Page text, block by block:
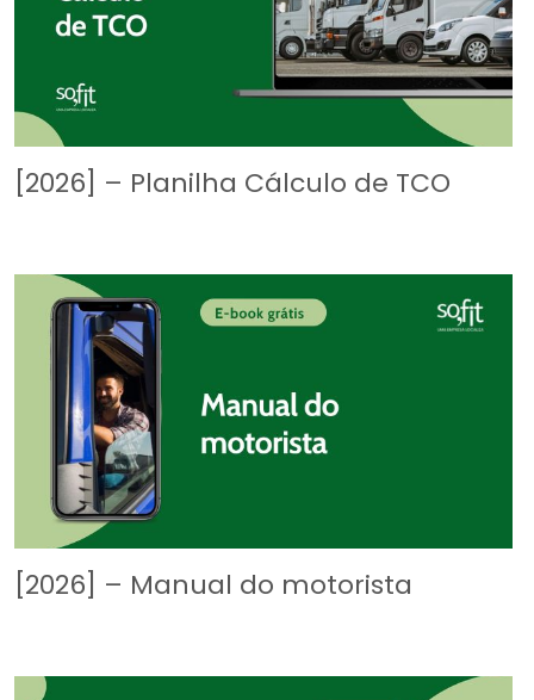
[2026] – Planilha Cálculo de TCO
[2026] – Manual do motorista